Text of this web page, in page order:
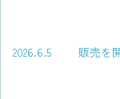
2026.6.5 販売を開